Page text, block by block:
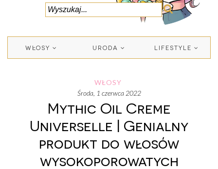
WŁOSY URODA LIFESTYLE
WŁOSY
środa, 1 czerwca 2022
Mythic Oil Creme
Universelle | Genialny
produkt do włosów
wysokoporowatych